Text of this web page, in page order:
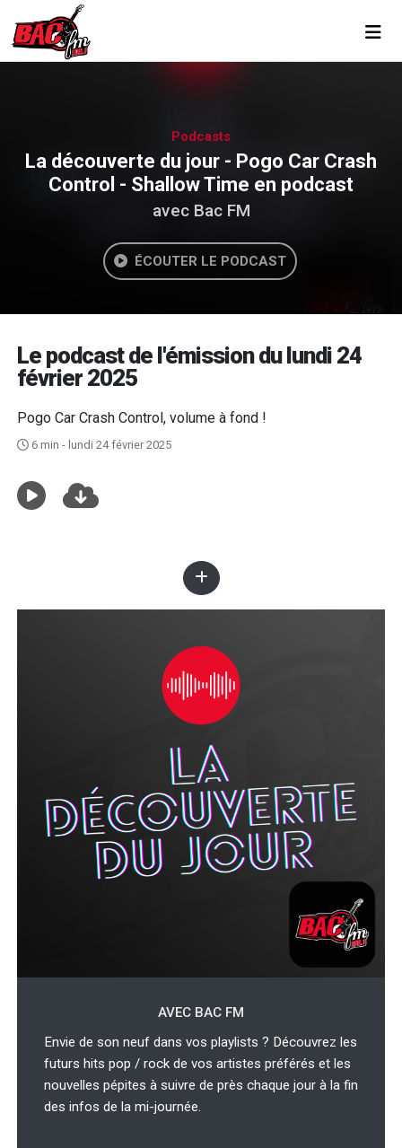
Podcasts
La découverte du jour - Pogo Car Crash
Control - Shallow Time en podcast
avec Bac FM
ÉCOUTER LE PODCAST
Le podcast de l'émission du lundi 24
février 2025
Pogo Car Crash Control, volume à fond !
6 min - lundi 24 février 2025
AVEC BAC FM
Envie de son neuf dans vos playlists ? Découvrez les
futurs hits pop / rock de vos artistes préférés et les
nouvelles pépites à suivre de près chaque jour à la fin
des infos de la mi-journée.